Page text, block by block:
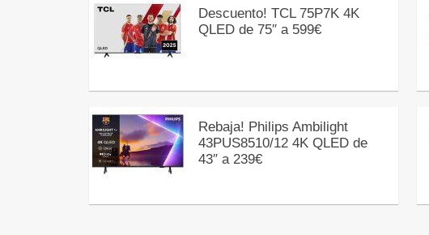
Descuento! TCL 75P7K 4K
QLED de 75″ a 599€
Rebaja! Philips Ambilight
43PUS8510/12 4K QLED de
43″ a 239€